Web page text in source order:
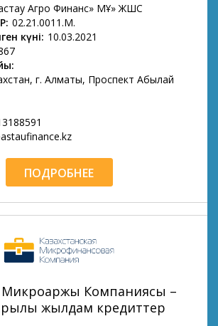
Агро Финанс» МҚҰ» ЖШС
02.21.0011.М.
күні: 10.03.2021
г. Алматы, Проспект Абылай
ПОДРОБНЕЕ
Микроқаржы Компаниясы –
жылдам кредиттер